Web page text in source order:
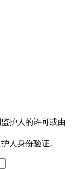
护人的许可或由
人身份验证。